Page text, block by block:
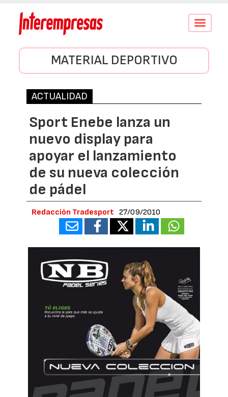
Conmutar
MATERIAL DEPORTIVO
ACTUALIDAD
Sport Enebe lanza un
nuevo display para
apoyar el lanzamiento
de su nueva colección
de pádel
Redacción Tradesport 27/09/2010